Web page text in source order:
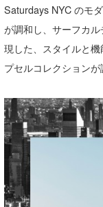
Saturdays NYC のモ
が調和し、サーフカ
現した、スタイルと
プセルコレクションが
MIN
mitz
OYZ
S.K
Soulman